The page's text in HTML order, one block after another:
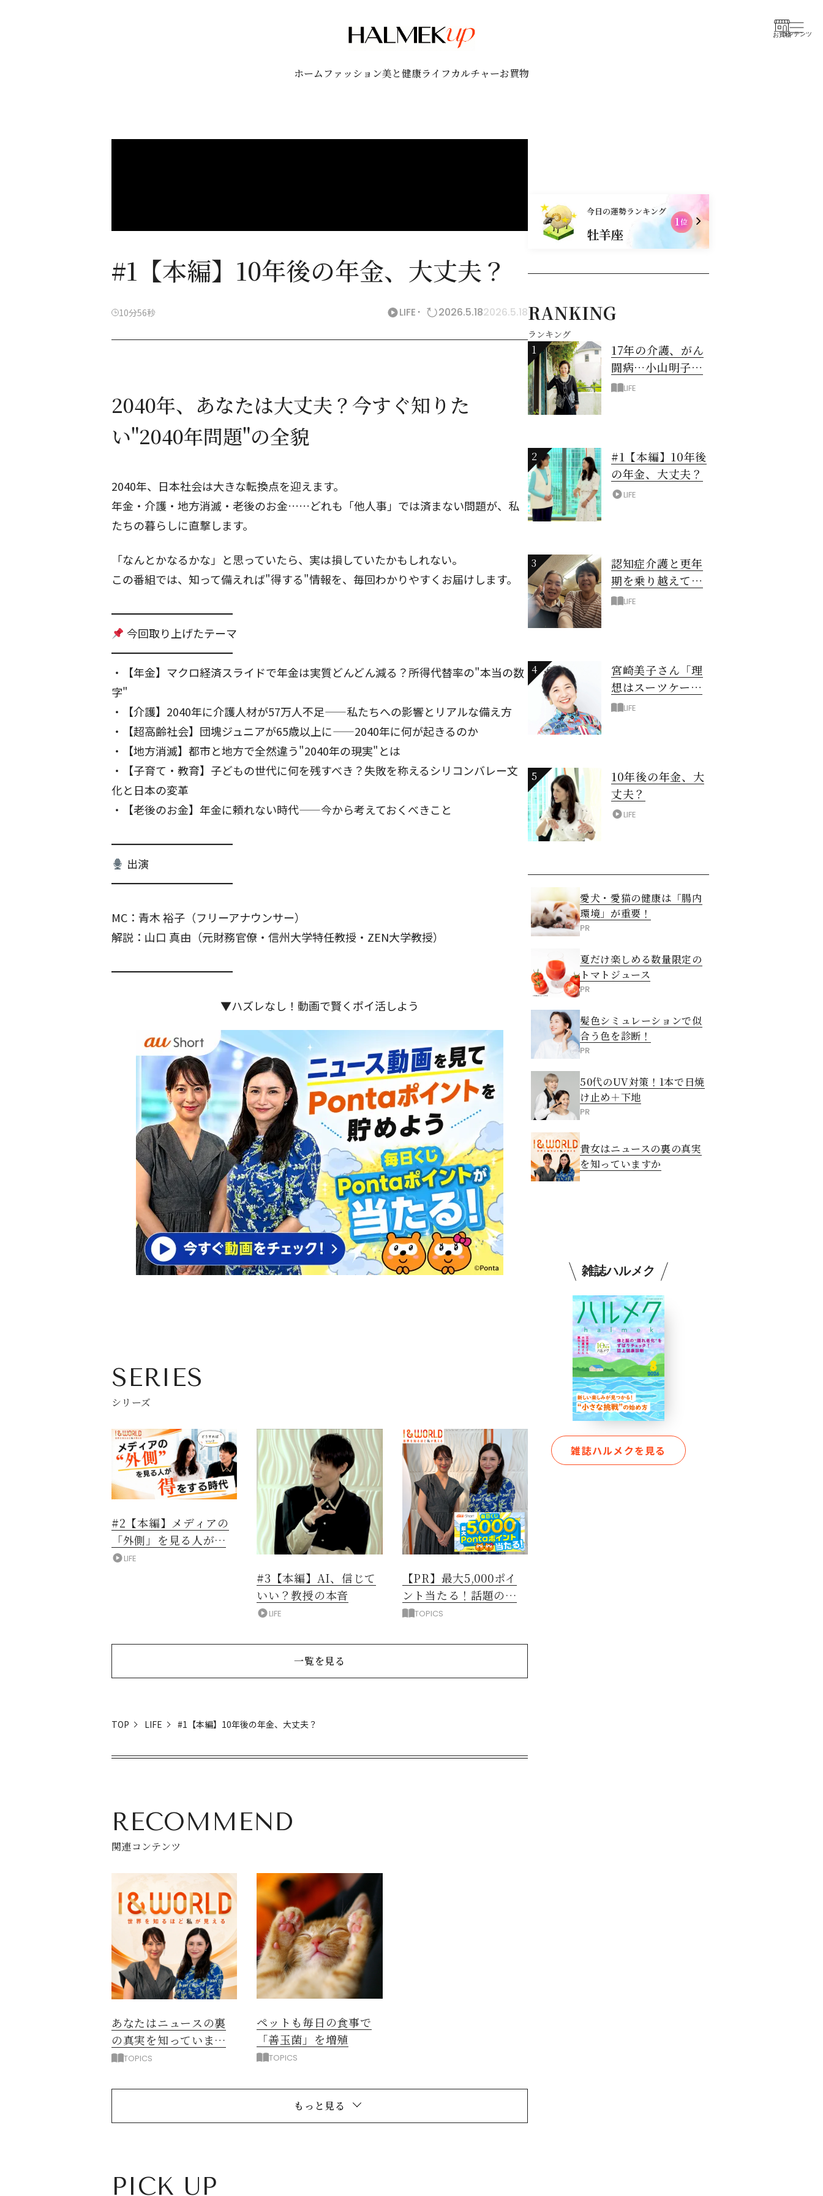
お買物コンテンツ
ホーム ファッション美と健康ライフカルチャーお買物
#1【本編】10年後の年金、大丈夫？
10分56秒 LIFE 2026.5.182026.5.18
2040年、あなたは大丈夫？今すぐ知りた
い"2040年問題"の全貌
2040年、日本社会は大きな転換点を迎えます。
年金・介護・地方消滅・老後のお金……どれも「他人事」では済まない問題が、私
たちの暮らしに直撃します。
「なんとかなるかな」と思っていたら、実は損していたかもしれない。
この番組では、知って備えれば"得する"情報を、毎回わかりやすくお届けします。
━━━━━━━━━━━
今回取り上げたテーマ
━━━━━━━━━━━
・【年金】マクロ経済スライドで年金は実質どんどん減る？所得代替率の"本当の数
字"
・【介護】2040年に介護人材が57万人不足——私たちへの影響とリアルな備え方
・【超高齢社会】団塊ジュニアが65歳以上に——2040年に何が起きるのか
・【地方消滅】都市と地方で全然違う"2040年の現実"とは
・【子育て・教育】子どもの世代に何を残すべき？失敗を称えるシリコンバレー文
化と日本の変革
・【老後のお金】年金に頼れない時代——今から考えておくべきこと
━━━━━━━━━━━
出演
━━━━━━━━━━━
MC：青木 裕子（フリーアナウンサー）
解説：山口 真由（元財務官僚・信州大学特任教授・ZEN大学教授）
━━━━━━━━━━━
▼ハズレなし！動画で賢くポイ活しよう
SERIES
シリーズ
#2【本編】メディアの
「外側」を見る人が得
をする時代
LIFE
#3【本編】AI、信じて
いい？教授の本音
LIFE
【PR】最大5,000ポイ
ント当たる！話題のニ
ュース動画で賢くポイ
TOPICS
一覧を見る
TOP LIFE #1【本編】10年後の年金、大丈夫？
RECOMMEND
関連コンテンツ
あなたはニュースの裏
の真実を知っています
か？TOPICS
ペットも毎日の食事で
「善玉菌」を増殖
TOPICS
もっと見る
PICK UP
今日の運勢ランキング
牡羊座
1位
RANKING
ランキング
1
17年の介護、がん
闘病…小山明子さ
ん「今満たされて
LIFE
2
#1【本編】10年後
の年金、大丈夫？
LIFE
3
認知症介護と更年
期を乗り越えて！
6年の「通い介
LIFE
4
宮崎美子さん「理
想はスーツケース
一つでどこへでも
LIFE
5
10年後の年金、大
丈夫？
LIFE
愛犬・愛猫の健康は「腸内
環境」が重要！
PR
夏だけ楽しめる数量限定の
トマトジュース
PR
髪色シミュレーションで似
合う色を診断！
PR
50代のUV対策！1本で日焼
け止め＋下地
PR
貴女はニュースの裏の真実
を知っていますか
雑誌ハルメク
雑誌ハルメクを見る